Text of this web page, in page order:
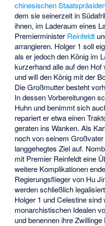
chinesischen
dem sie seinerzeit in
ihnen, im Laderaum eines
Premierminister Reinfeldt
arrangieren. Holger 1 soll
als er jedoch den König im
kurzerhand alle auf den
und will den König mit der
Die Großmutter besteht
In dessen Vorbereitungen
Huhn und benimmt sich
repariert er etwa einen
geraten ins Wanken. Als
noch von seinem
langgehegtes Ziel auf.
mit Premier Reinfeldt eine
weitere Komplikationen
Regierungsflieger von Hu
werden schließlich
Holger 1 und Celestine sind
monarchistischen Idealen
und benennen ihre